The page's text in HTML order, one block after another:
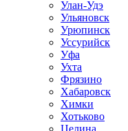
Улан-Удэ
Ульяновск
Урюпинск
Уссурийск
Уфа
Ухта
Фрязино
Хабаровск
Химки
Хотьково
Целина